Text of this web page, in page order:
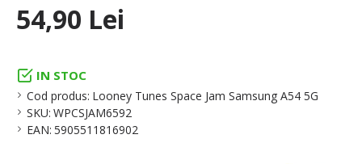
IN STOC
Cod produs: Looney Tunes Space Jam Samsung A54 5G
SKU: WPCSJAM6592
EAN: 5905511816902
54,90 Lei